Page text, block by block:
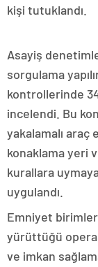
kişi tutuklandı.
Asayiş
sorgulama
kontrollerinde
incelendi. Bu
yakalamalı araç
konaklama yeri
kurallara
uygulandı.
Emniyet
yürüttüğü
ve imkan